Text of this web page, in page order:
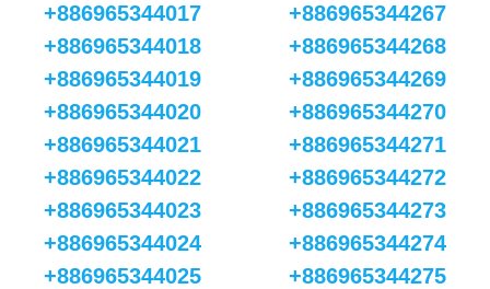
+886965344017
+886965344018
+886965344019
+886965344020
+886965344021
+886965344022
+886965344023
+886965344024
+886965344025
+886965344267
+886965344268
+886965344269
+886965344270
+886965344271
+886965344272
+886965344273
+886965344274
+886965344275